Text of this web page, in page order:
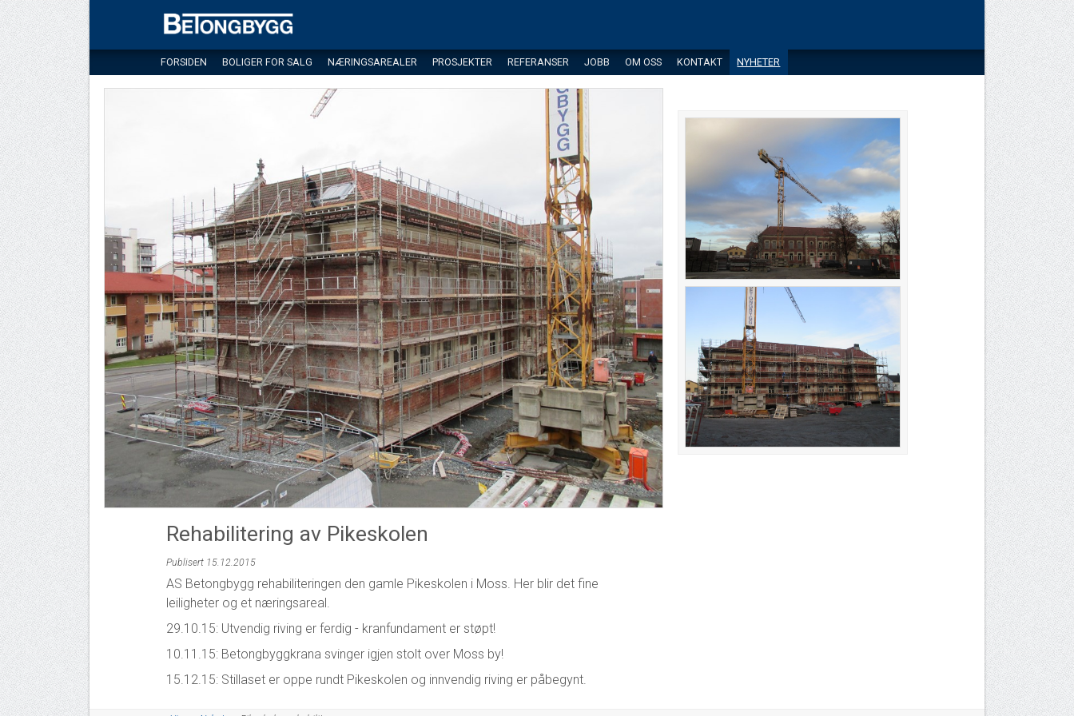
FORSIDEN BOLIGER FOR SALG NÆRINGSAREALER PROSJEKTER REFERANSER JOBB OM OSS KONTAKT NYHETER
Rehabilitering av Pikeskolen
Publisert 15.12.2015
AS Betongbygg rehabiliteringen den gamle Pikeskolen i Moss. Her blir det fine
leiligheter og et næringsareal.
29.10.15: Utvendig riving er ferdig - kranfundament er støpt!
10.11.15: Betongbyggkrana svinger igjen stolt over Moss by!
15.12.15: Stillaset er oppe rundt Pikeskolen og innvendig riving er påbegynt.